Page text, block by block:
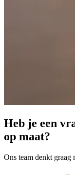
Heb je een
op maat?
Ons team denkt graag